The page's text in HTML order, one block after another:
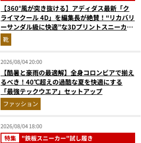
【360°風が突き抜ける】アディダス最新「ク
ライマクール 4D」を編集長が絶賛！“リカバリ
ーサンダル級に快適”な3Dプリントスニーカー
『コレ買いです』Vol.173
靴
2026/08/04 20:00
【酷暑と豪雨の最適解】全身コロンビアで揃え
るべき！40℃超えの過酷な夏を快適にする
「最強テックウエア」セットアップ
ファッション
2026/08/04 18:00
特集 "鉄板スニーカー"試し履き